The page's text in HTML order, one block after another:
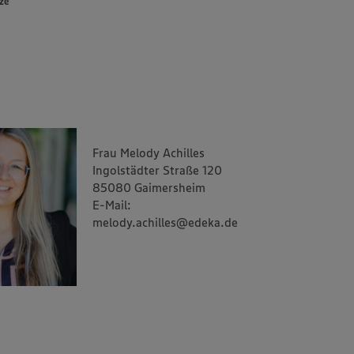
Frau Melody Achilles
Ingolstädter Straße 120
85080 Gaimersheim
E-Mail:
melody.achilles@edeka.de